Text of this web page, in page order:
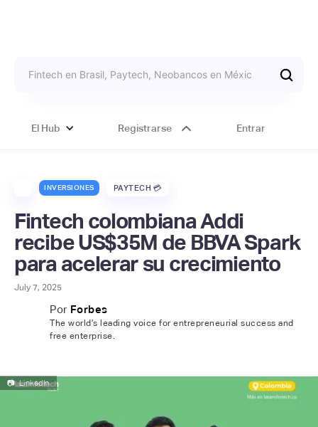
El Hub Registrarse Entrar
INVERSIONES PAYTECH 💳
Fintech colombiana Addi
recibe US$35M de BBVA Spark
para acelerar su crecimiento
July 7, 2025
Por Forbes
The world’s leading voice for entrepreneurial success and
free enterprise.
📷 LinkedIn